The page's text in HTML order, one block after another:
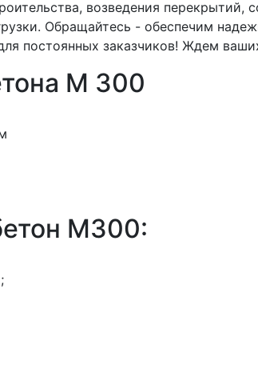
возведения
Обращайтесь - обеспечим
постоянных заказчиков! Ждем
М 300
M300: